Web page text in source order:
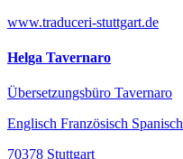
www.traduceri-stuttgart.de
Helga Tavernaro
Übersetzungsbüro Tavernaro
Englisch Französisch Spanisch
70378 Stuttgart